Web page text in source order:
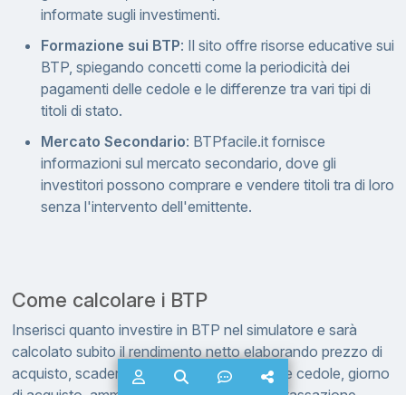
informate sugli investimenti.
Formazione sui BTP: Il sito offre risorse educative sui
BTP, spiegando concetti come la periodicità dei
pagamenti delle cedole e le differenze tra vari tipi di
titoli di stato.
Mercato Secondario: BTPfacile.it fornisce
informazioni sul mercato secondario, dove gli
investitori possono comprare e vendere titoli tra di loro
senza l'intervento dell'emittente.
Come calcolare i BTP
Inserisci quanto investire in BTP nel simulatore e sarà
calcolato subito il rendimento netto elaborando prezzo di
acquisto, scadenza del titolo, interessi delle cedole, giorno